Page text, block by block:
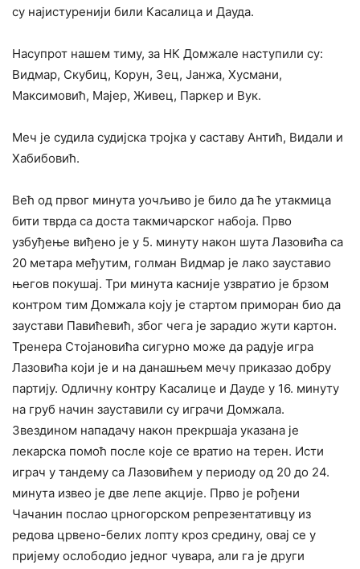
су најистуренији били Касалица и Дауда.
Насупрот нашем тиму, за НК Домжале наступили су:
Видмар, Скубиц, Корун, Зец, Јанжа, Хусмани,
Максимовић, Мајер, Живец, Паркер и Вук.
Меч је судила судијска тројка у саставу Антић, Видали и
Хабибовић.
Већ од првог минута уочљиво је било да ће утакмица
бити тврда са доста такмичарског набоја. Прво
узбуђење виђено је у 5. минуту након шута Лазовића са
20 метара међутим, голман Видмар је лако зауставио
његов покушај. Три минута касније узвратио је брзом
контром тим Домжала коју је стартом приморан био да
заустави Павићевић, због чега је зарадио жути картон.
Тренера Стојановића сигурно може да радује игра
Лазовића који је и на данашњем мечу приказао добру
партију. Одличну контру Касалице и Дауде у 16. минуту
на груб начин зауставили су играчи Домжала.
Звездином нападачу након прекршаја указана је
лекарска помоћ после које се вратио на терен. Исти
играч у тандему са Лазовићем у периоду од 20 до 24.
минута извео је две лепе акције. Прво је рођени
Чачанин послао црногорском репрезентативцу из
редова црвено-белих лопту кроз средину, овај се у
пријему ослободио једног чувара, али га је други